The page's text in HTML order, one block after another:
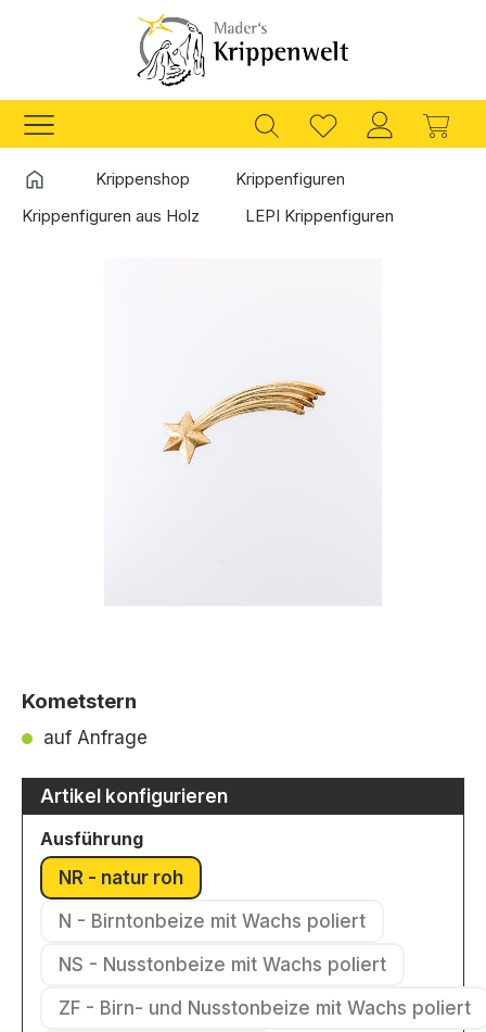
Zum Hauptinhalt springen
StartseiteKrippenshop
Krippenfiguren
Krippenfiguren aus Holz
LEPI Krippenfiguren
Kometstern
auf Anfrage
Artikel konfigurieren
Ausführungauswählen
NR - natur roh
(Diese Option ist zurzeit nicht verfügbar.)
N - Birntonbeize mit Wachs poliert
(Diese Option ist zurzeit nicht
NS - Nusstonbeize mit Wachs poliert
(Diese Option ist zurzeit nicht
ZF - Birn- und Nusstonbeize mit Wachs poliert
(Diese Option ist zurzeit